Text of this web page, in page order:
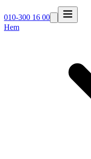
010-300 16 00
Hem